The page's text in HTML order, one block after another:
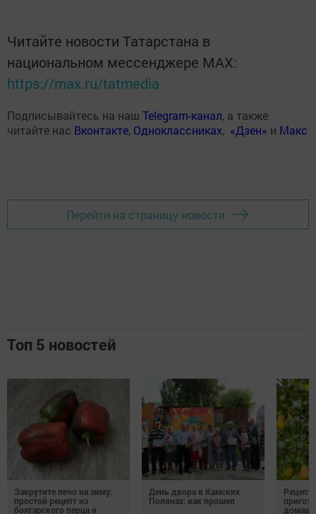
Читайте новости Татарстана в
национальном мессенджере MАХ:
https://max.ru/tatmedia
Подписывайтесь на наш Telegram-канал, а также
читайте нас Вконтакте, Одноклассниках, «Дзен» и Макс
Перейти на страницу новости
Топ 5 новостей
Закрутите лечо на зиму:
простой рецепт из
болгарского перца и
День двора в Камских
Полянах: как прошел